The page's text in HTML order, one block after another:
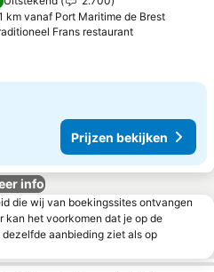
km vanaf Port Maritime de Brest
Frans restaurantPrijzen
Prijzen bekijken
info
die wij van boekingssites ontvangen
kan het voorkomen dat je op de
aanbieding ziet als op